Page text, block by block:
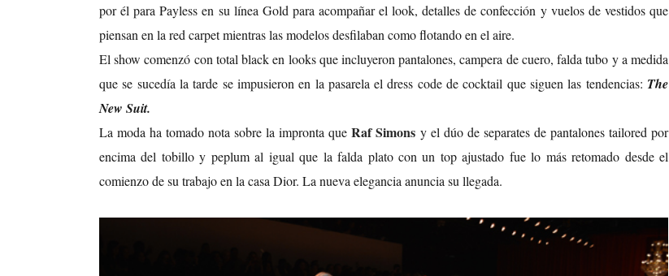
por él para Payless en su línea Gold para acompañar el look, detalles de confección y vuelos de vestidos que
piensan en la red carpet mientras las modelos desfilaban como flotando en el aire.
El show comenzó con total black en looks que incluyeron pantalones, campera de cuero, falda tubo y a medida
que se sucedía la tarde se impusieron en la pasarela el dress code de cocktail que siguen las tendencias: The
New Suit.
La moda ha tomado nota sobre la impronta que Raf Simons y el dúo de separates de pantalones tailored por
encima del tobillo y peplum al igual que la falda plato con un top ajustado fue lo más retomado desde el
comienzo de su trabajo en la casa Dior. La nueva elegancia anuncia su llegada.